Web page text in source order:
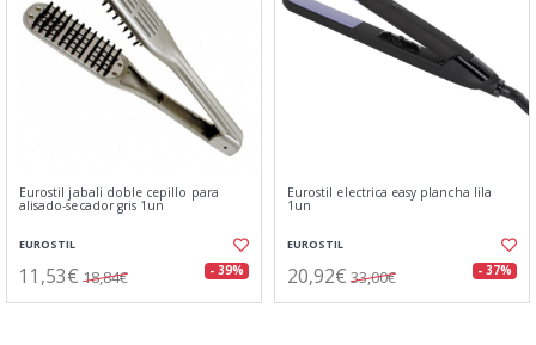
Eurostil jabali doble cepillo para
alisado-secador gris 1un
EUROSTIL
11,53€ 18,84€ - 39%
Eurostil electrica easy plancha lila
1un
EUROSTIL
20,92€ 33,00€ - 37%